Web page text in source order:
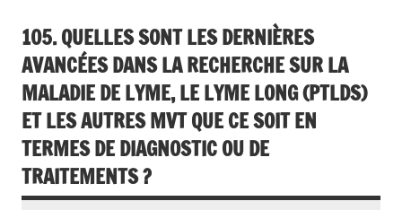
105. QUELLES SONT LES DERNIÈRES
AVANCÉES DANS LA RECHERCHE SUR LA
MALADIE DE LYME, LE LYME LONG (PTLDS)
ET LES AUTRES MVT QUE CE SOIT EN
TERMES DE DIAGNOSTIC OU DE
TRAITEMENTS ?